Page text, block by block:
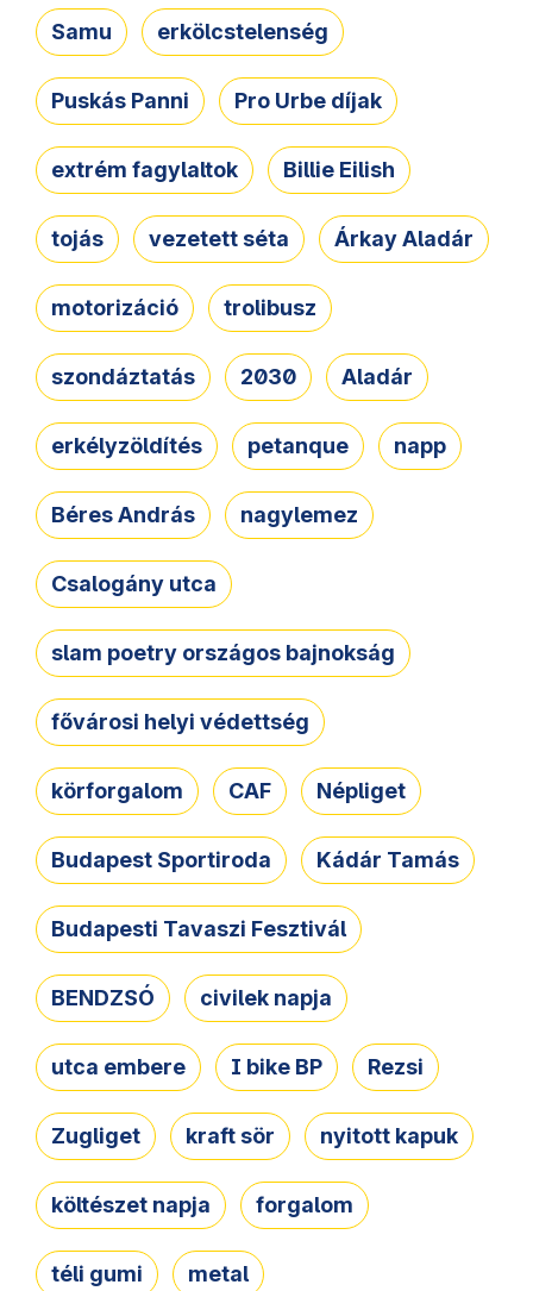
Samu erkölcstelenség
Puskás Panni Pro Urbe díjak
extrém fagylaltok Billie Eilish
tojás vezetett séta Árkay Aladár
motorizáció trolibusz
szondáztatás 2030 Aladár
erkélyzöldítés petanque napp
Béres András nagylemez
Csalogány utca
slam poetry országos bajnokság
fővárosi helyi védettség
körforgalom CAF Népliget
Budapest Sportiroda Kádár Tamás
Budapesti Tavaszi Fesztivál
BENDZSÓ civilek napja
utca embere I bike BP Rezsi
Zugliget kraft sör nyitott kapuk
költészet napja forgalom
téli gumi metal